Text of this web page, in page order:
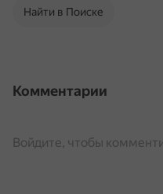
Найти в Поиске
Комментарии
Войдите, чтобы